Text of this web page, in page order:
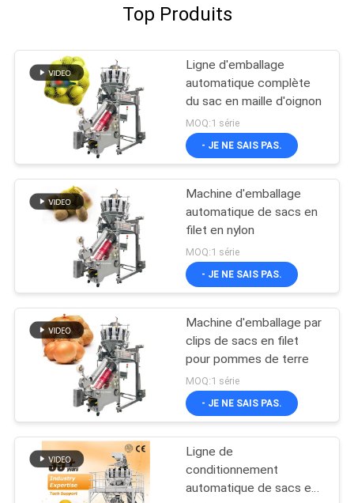
Top Produits
Ligne d'emballage
automatique complète
du sac en maille d'oignon
MOQ:1 série
- JE NE SAIS PAS.
Machine d'emballage
automatique de sacs en
filet en nylon
MOQ:1 série
- JE NE SAIS PAS.
Machine d'emballage par
clips de sacs en filet
pour pommes de terre
MOQ:1 série
- JE NE SAIS PAS.
Ligne de
conditionnement
automatique de sacs en